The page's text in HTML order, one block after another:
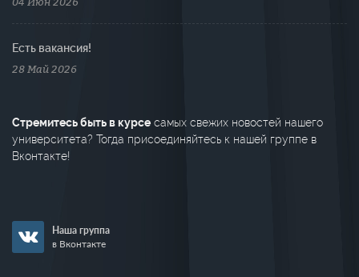
Есть вакансия!
28 Май 2026
Стремитесь быть в курсе самых свежих новостей нашего
университета? Тогда присоединяйтесь к нашей группе в
Вконтакте!
Наша группа
в Вконтакте